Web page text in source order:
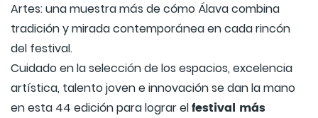
Artes: una muestra más de cómo Álava combina
tradición y mirada contemporánea en cada rincón
del festival.
Cuidado en la selección de los espacios, excelencia
artística, talento joven e innovación se dan la mano
en esta 44 edición para lograr elfestival más